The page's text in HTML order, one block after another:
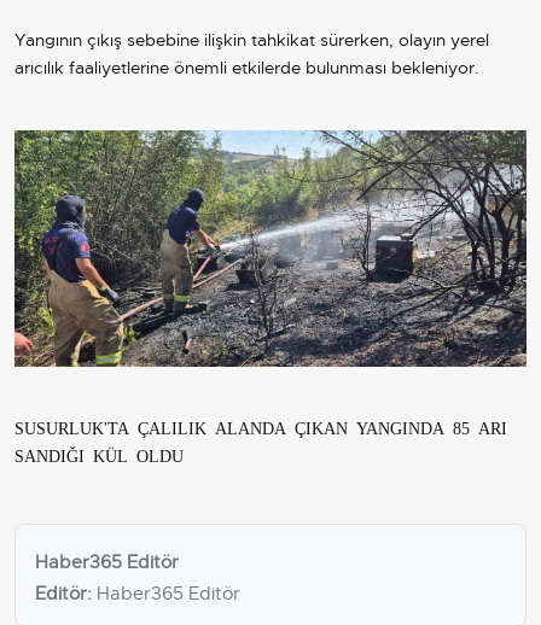
Yangının çıkış sebebine ilişkin tahkikat sürerken, olayın yerel
arıcılık faaliyetlerine önemli etkilerde bulunması bekleniyor.
SUSURLUK'TA ÇALILIK ALANDA ÇIKAN YANGINDA 85 ARI
SANDIĞI KÜL OLDU
Haber365 Editör
Editör: Haber365 Editör